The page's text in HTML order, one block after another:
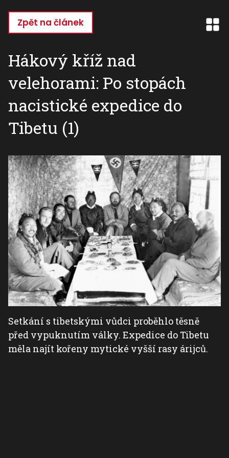
hlavnímu
Zpět na článek
Hákový kříž nad
velehorami: Po stopách
nacistické expedice do
Tibetu (1)
Setkání s tibetskými vůdci proběhlo těsně
před vypuknutím války. Expedice do Tibetu
měla najít kořeny mytické vyšší rasy árijců.